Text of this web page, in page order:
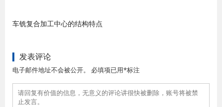
车铣复合加工中心的结构特点
发表评论
电子邮件地址不会被公开。 必填项已用*标注